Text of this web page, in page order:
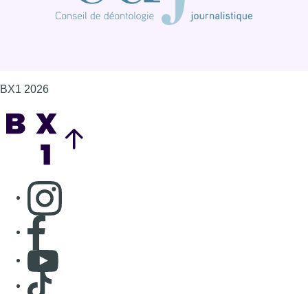
BX1 2026
Consulter page Instagram
Consulter page Facebook
Consulter Youtube
Consulter TikTok